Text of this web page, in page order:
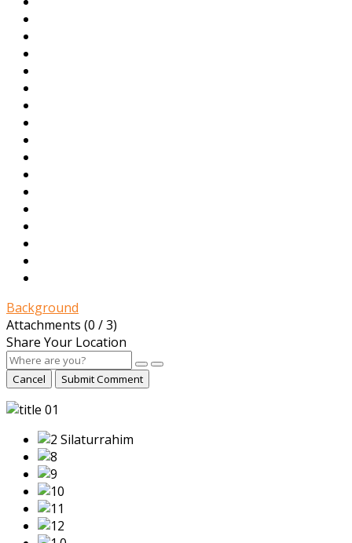
Background
Attachments (0 / 3)
Share Your Location
Cancel Submit Comment